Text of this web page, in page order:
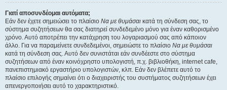
Γιατί αποσυνδέομαι αυτόματα;
Εάν δεν έχετε σημειώσει το πλαίσιο Να με θυμάσαι κατά τη σύνδεση σας, το
σύστημα συζητήσεων θα σας διατηρεί συνδεδεμένο μόνο για έναν καθορισμένο
χρόνο. Αυτό αποτρέπει την κατάχρηση του λογαριασμού σας από κάποιον
άλλο. Για να παραμείνετε συνδεδεμένοι, σημειώστε το πλαίσιο Να με θυμάσαι
κατά τη σύνδεση σας. Αυτό δεν συνιστάται εάν συνδέεστε στο σύστημα
συζητήσεων από έναν κοινόχρηστο υπολογιστή, π.χ. βιβλιοθήκη, internet cafe,
πανεπιστημιακό εργαστήριο υπολογιστών, κλπ. Εάν δεν βλέπετε αυτό το
πλαίσιο επιλογής σημαίνει ότι ο διαχειριστής του συστήματος συζητήσεων έχει
απενεργοποιήσει αυτό το χαρακτηριστικό.